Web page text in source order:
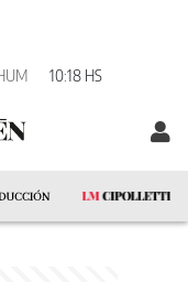
10:18 HS